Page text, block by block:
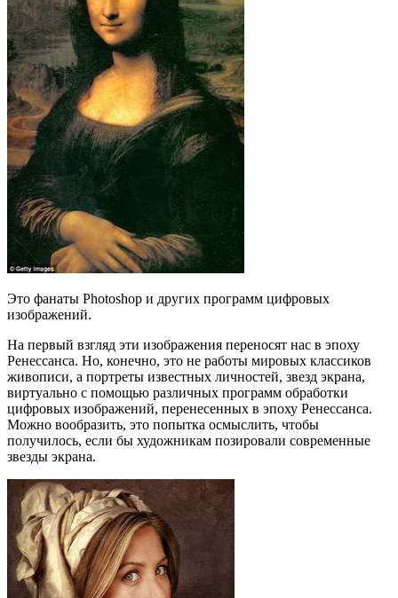
Это фанаты Photoshop и других программ цифровых
изображений.
На первый взгляд эти изображения переносят нас в эпоху
Ренессанса. Но, конечно, это не работы мировых классиков
живописи, а портреты известных личностей, звезд экрана,
виртуально с помощью различных программ обработки
цифровых изображений, перенесенных в эпоху Ренессанса.
Можно вообразить, это попытка осмыслить, чтобы
получилось, если бы художникам позировали современные
звезды экрана.